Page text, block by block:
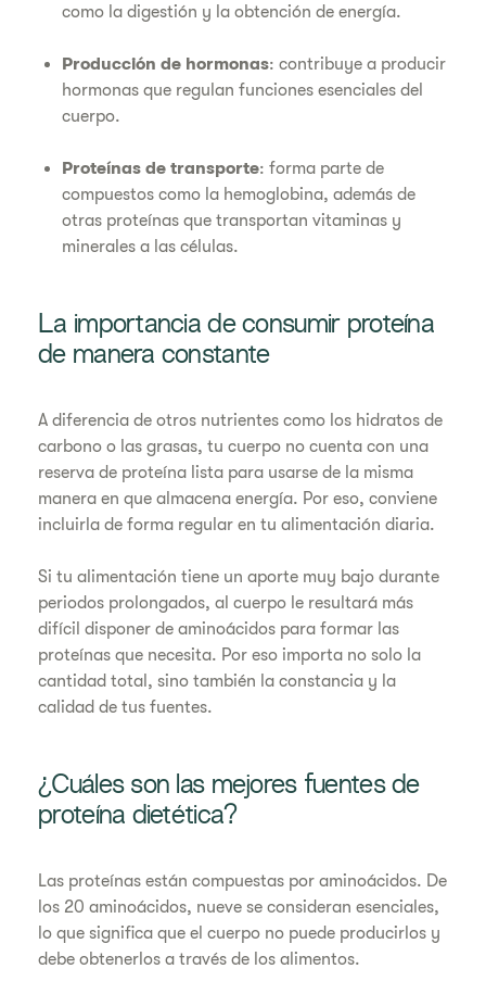
como la digestión y la obtención de energía.
Producción de hormonas: contribuye a producir
hormonas que regulan funciones esenciales del
cuerpo.
Proteínas de transporte: forma parte de
compuestos como la hemoglobina, además de
otras proteínas que transportan vitaminas y
minerales a las células.
La importancia de consumir proteína
de manera constante
A diferencia de otros nutrientes como los hidratos de
carbono o las grasas, tu cuerpo no cuenta con una
reserva de proteína lista para usarse de la misma
manera en que almacena energía. Por eso, conviene
incluirla de forma regular en tu alimentación diaria.
Si tu alimentación tiene un aporte muy bajo durante
periodos prolongados, al cuerpo le resultará más
difícil disponer de aminoácidos para formar las
proteínas que necesita. Por eso importa no solo la
cantidad total, sino también la constancia y la
calidad de tus fuentes.
¿Cuáles son las mejores fuentes de
proteína dietética?
Las proteínas están compuestas por aminoácidos. De
los 20 aminoácidos, nueve se consideran esenciales,
lo que significa que el cuerpo no puede producirlos y
debe obtenerlos a través de los alimentos.